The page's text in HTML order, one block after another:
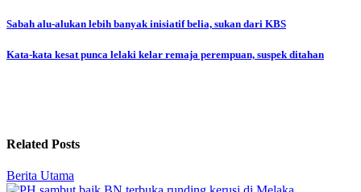
Post
navigation
Sabah alu-alukan lebih banyak inisiatif belia, sukan dari KBS
Kata-kata kesat punca lelaki kelar remaja perempuan, suspek ditahan
Related Posts
Berita Utama